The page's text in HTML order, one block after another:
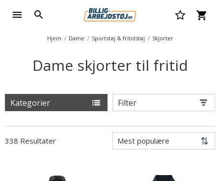
Hjem Dame Sportstøj & fritidstøj Skjorter
Dame skjorter til fritid
Kategorier Filter
338 Resultater